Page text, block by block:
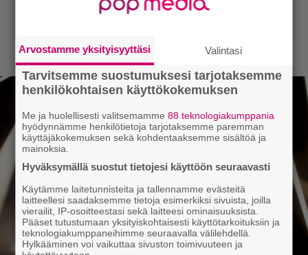
Arvostamme yksityisyyttäsi Valintasi
Tarvitsemme suostumuksesi tarjotaksemme
henkilökohtaisen käyttökokemuksen
Me ja huolellisesti valitsemamme88 teknologiakumppania
hyödynnämme henkilötietoja tarjotaksemme paremman
käyttäjäkokemuksen sekä kohdentaaksemme sisältöä ja
mainoksia.
Hyväksymällä suostut tietojesi käyttöön seuraavasti
Käytämme laitetunnisteita ja tallennamme evästeitä
laitteellesi saadaksemme tietoja esimerkiksi sivuista, joilla
vierailit, IP-osoitteestasi sekä laitteesi ominaisuuksista.
Pääset tutustumaan yksityiskohtaisesti käyttötarkoituksiin ja
teknologiakumppaneihimme seuraavalla välilehdellä.
Hylkääminen voi vaikuttaa sivuston toimivuuteen ja